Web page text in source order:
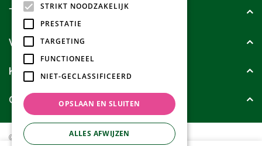
Tuincollectie
Wie zijn wij?
Klanten geven ons
Contact
© Tuincollectie.nl Green Solutions
STRIKT NOODZAKELIJK
PRESTATIE
TARGETING
FUNCTIONEEL
NIET-GECLASSIFICEERD
OPSLAAN EN SLUITEN
ALLES AFWIJZEN